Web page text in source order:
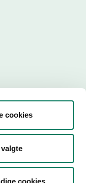
cookies
cookies